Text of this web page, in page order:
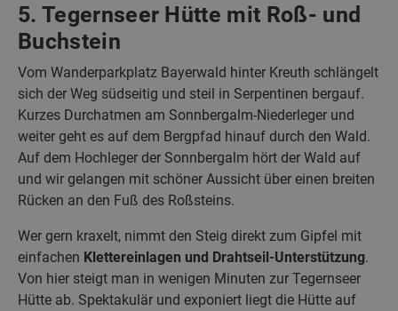
5. Tegernseer Hütte mit Roß- und
Buchstein
Vom Wanderparkplatz Bayerwald hinter Kreuth schlängelt
sich der Weg südseitig und steil in Serpentinen bergauf.
Kurzes Durchatmen am Sonnbergalm-Niederleger und
weiter geht es auf dem Bergpfad hinauf durch den Wald.
Auf dem Hochleger der Sonnbergalm hört der Wald auf
und wir gelangen mit schöner Aussicht über einen breiten
Rücken an den Fuß des Roßsteins.
Wer gern kraxelt, nimmt den Steig direkt zum Gipfel mit
einfachen Klettereinlagen und Drahtseil-Unterstützung.
Von hier steigt man in wenigen Minuten zur Tegernseer
Hütte ab. Spektakulär und exponiert liegt die Hütte auf